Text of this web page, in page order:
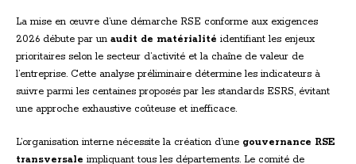
La mise en œuvre d’une démarche RSE conforme aux exigences
2026 débute par un audit de matérialité identifiant les enjeux
prioritaires selon le secteur d’activité et la chaîne de valeur de
l’entreprise. Cette analyse préliminaire détermine les indicateurs à
suivre parmi les centaines proposés par les standards ESRS, évitant
une approche exhaustive coûteuse et inefficace.
L’organisation interne nécessite la création d’une gouvernance RSE
transversale impliquant tous les départements. Le comité de